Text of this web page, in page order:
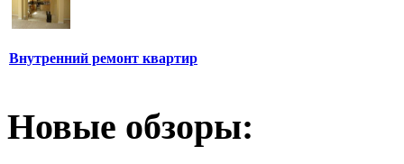
Внутренний ремонт квартир
Новые обзоры: